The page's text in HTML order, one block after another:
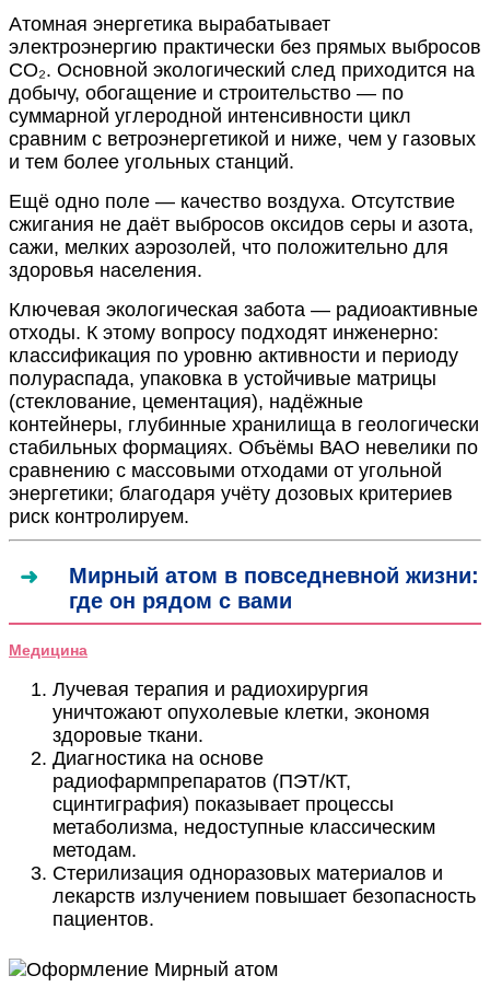
Атомная энергетика вырабатывает
электроэнергию практически без прямых выбросов
CO₂. Основной экологический след приходится на
добычу, обогащение и строительство — по
суммарной углеродной интенсивности цикл
сравним с ветроэнергетикой и ниже, чем у газовых
и тем более угольных станций.
Ещё одно поле — качество воздуха. Отсутствие
сжигания не даёт выбросов оксидов серы и азота,
сажи, мелких аэрозолей, что положительно для
здоровья населения.
Ключевая экологическая забота — радиоактивные
отходы. К этому вопросу подходят инженерно:
классификация по уровню активности и периоду
полураспада, упаковка в устойчивые матрицы
(стеклование, цементация), надёжные
контейнеры, глубинные хранилища в геологически
стабильных формациях. Объёмы ВАО невелики по
сравнению с массовыми отходами от угольной
энергетики; благодаря учёту дозовых критериев
риск контролируем.
Мирный атом в повседневной жизни:
где он рядом с вами
Медицина
Лучевая терапия и радиохирургия
уничтожают опухолевые клетки, экономя
здоровые ткани.
Диагностика на основе
радиофармпрепаратов (ПЭТ/КТ,
сцинтиграфия) показывает процессы
метаболизма, недоступные классическим
методам.
Стерилизация одноразовых материалов и
лекарств излучением повышает безопасность
пациентов.